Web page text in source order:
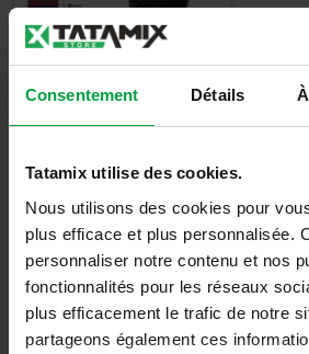
Consentement Détails
Tatamix utilise des cookies.
Nous utilisons des cookies pour
plus efficace et plus personnalisée.
personnaliser notre contenu et nos
fonctionnalités pour les réseaux
plus efficacement le trafic de notre
partageons également ces
Tatami EVA -
23,00€
27,60 TTC
Détails